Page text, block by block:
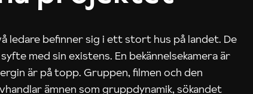
ledare befinner sig i ett stort hus på landet. De
med sin existens. En bekännelsekamera är
är på topp. Gruppen, filmen och den
ämnen som gruppdynamik, sökandet